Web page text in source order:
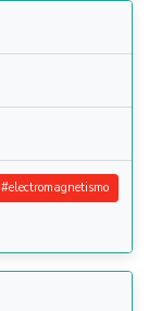
#electromagnetismo